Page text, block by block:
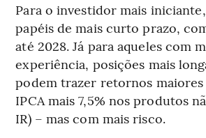
Para o investidor mais
papéis de mais curto prazo,
até 2028. Já para aqueles com
experiência, posições mais
podem trazer retornos maiores
IPCA mais 7,5% nos produtos
IR) – mas com mais risco.